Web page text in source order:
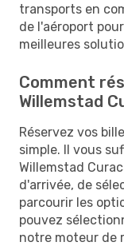
transports en
de l'aéroport
meilleures
Comment
Willemstad
Réservez vos
simple. Il vous
Willemstad
d'arrivée, de
parcourir les
pouvez
notre moteur de